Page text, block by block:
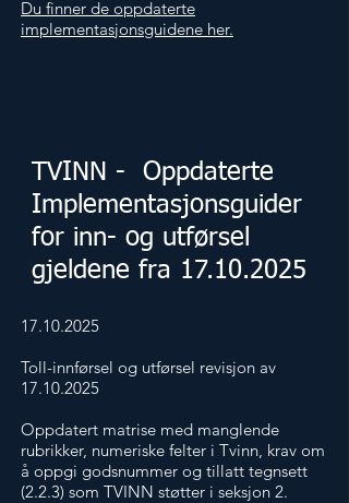
Du finner de oppdaterte
implementasjonsguidene her.
TVINN - Oppdaterte
Implementasjonsguider
for inn- og utførsel
gjeldene fra 17.10.2025
17.10.2025
Toll-innførsel og utførsel revisjon av
17.10.2025
Oppdatert matrise med manglende
rubrikker, numeriske felter i Tvinn, krav om
å oppgi godsnummer og tillatt tegnsett
(2.2.3) som TVINN støtter i seksjon 2.